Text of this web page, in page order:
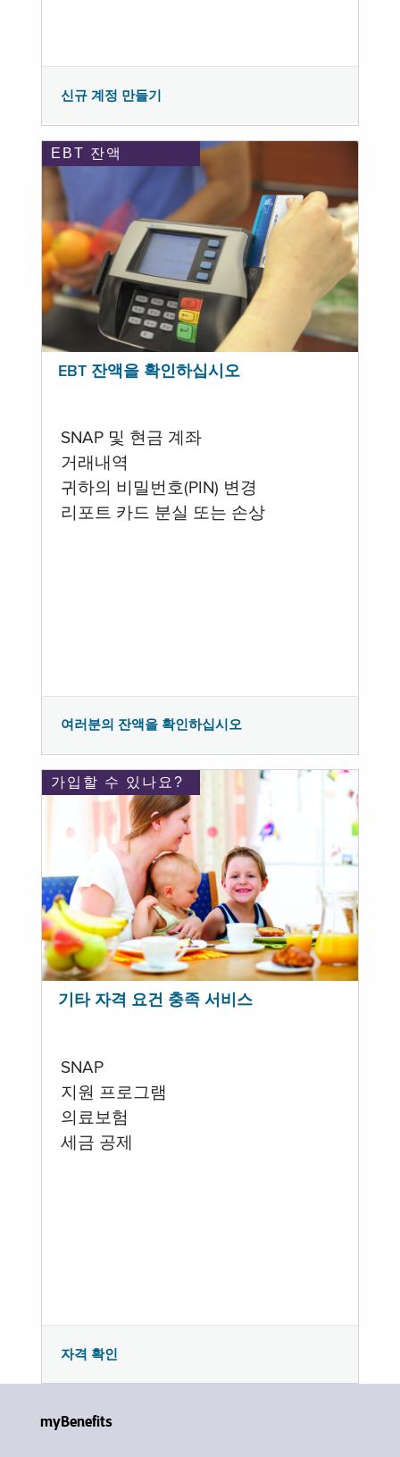
신규 계정 만들기
EBT 잔액
EBT 잔액을 확인하십시오
SNAP 및 현금 계좌
거래내역
귀하의 비밀번호(PIN) 변경
리포트 카드 분실 또는 손상
여러분의 잔액을 확인하십시오
가입할 수 있나요?
기타 자격 요건 충족 서비스
SNAP
지원 프로그램
의료보험
세금 공제
자격 확인
myBenefits